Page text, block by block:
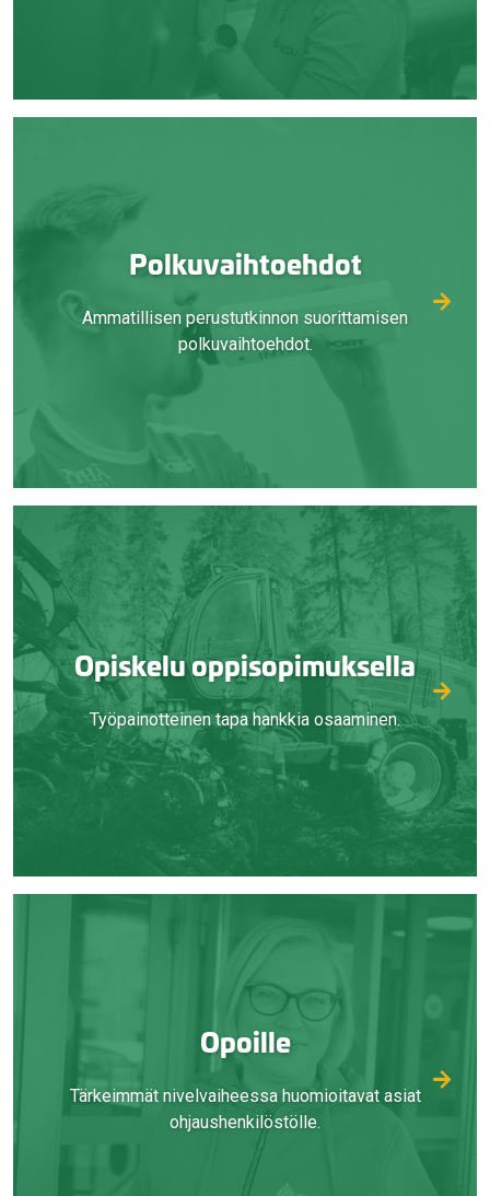
Polkuvaihtoehdot
Ammatillisen perustutkinnon suorittamisen
polkuvaihtoehdot.
Opiskelu oppisopimuksella
Työpainotteinen tapa hankkia osaaminen.
Opoille
Tärkeimmät nivelvaiheessa huomioitavat asiat
ohjaushenkilöstölle.